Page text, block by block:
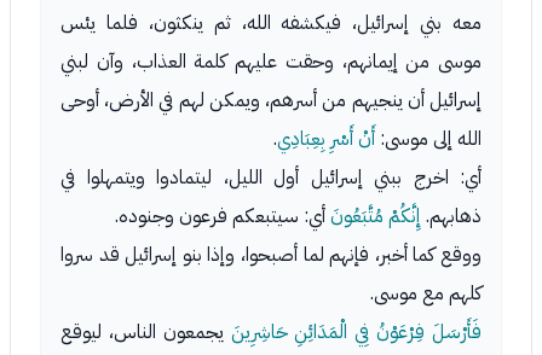
معه بني إسرائيل، فيكشفه الله، ثم ينكثون، فلما يئس
موسى من إيمانهم، وحقت عليهم كلمة العذاب، وآن لبني
إسرائيل أن ينجيهم من أسرهم، ويمكن لهم في الأرض، أوحى
الله إلى موسى: أَنْ أَسْرِ بِعِبَادِي.
أي: اخرج ببني إسرائيل أول الليل، ليتمادوا ويتمهلوا في
ذهابهم. إِنَّكُمْ مُتَّبَعُونَأي: سيتبعكم فرعون وجنوده.
ووقع كما أخبر، فإنهم لما أصبحوا، وإذا بنو إسرائيل قد سروا
كلهم مع موسى.
فَأَرْسَلَ فِرْعَوْنُ فِي الْمَدَائِنِ حَاشِرِينَ يجمعون الناس، ليوقع